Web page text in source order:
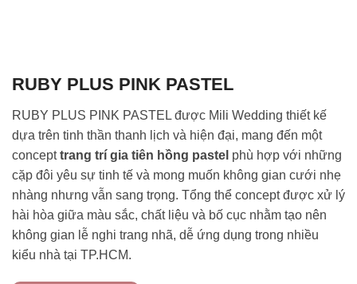
RUBY PLUS PINK PASTEL
RUBY PLUS PINK PASTEL được Mili Wedding thiết kế
dựa trên tinh thần thanh lịch và hiện đại, mang đến một
concepttrang trí gia tiên hồng pastel phù hợp với những
cặp đôi yêu sự tinh tế và mong muốn không gian cưới nhẹ
nhàng nhưng vẫn sang trọng. Tổng thể concept được xử lý
hài hòa giữa màu sắc, chất liệu và bố cục nhằm tạo nên
không gian lễ nghi trang nhã, dễ ứng dụng trong nhiều
kiểu nhà tại TP.HCM.